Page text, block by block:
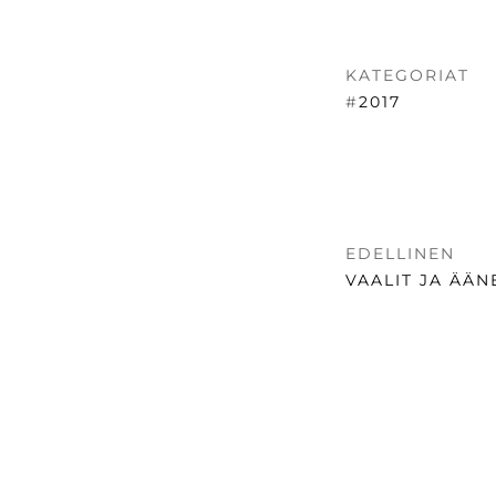
KATEGORIAT
#2017
SELAUS
EDELLINEN
EDELLINEN
VAALIT JA